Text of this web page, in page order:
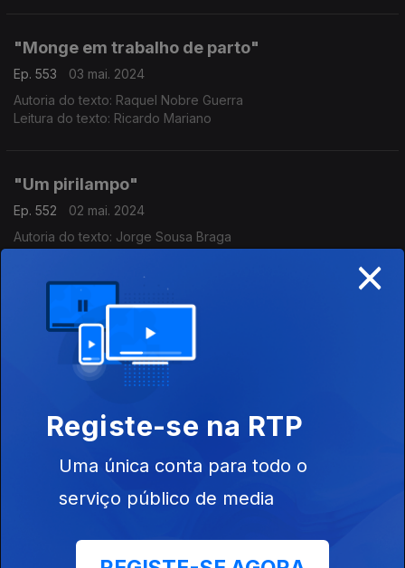
"Monge em trabalho de parto"
Ep. 553
03 mai. 2024
Autoria do texto: Raquel Nobre Guerra
Leitura do texto: Ricardo Mariano
"Um pirilampo"
Ep. 552
02 mai. 2024
Autoria do texto: Jorge Sousa Braga
"Explicação do país de Abril"
30 abr. 2024
Autoria do texto: Manuel Alegre
Leitura do texto: Mário Viegas
"Século XXI"
Autoria do texto: Fernando Pinto do Amaral
×
Registe-se na RTP
Uma única conta para todo o
serviço público de media